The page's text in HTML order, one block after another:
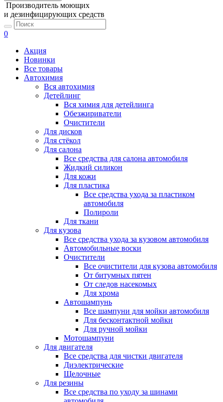
Производитель моющих
и дезинфицирующих средств
0
Акция
Новинки
Все товары
Автохимия
Вся автохимия
Детейлинг
Вся химия для детейлинга
Обезжириватели
Очистители
Для дисков
Для стёкол
Для салона
Все средства для салона автомобиля
Жидкий силикон
Для кожи
Для пластика
Все средства ухода за пластиком
автомобиля
Полироли
Для ткани
Для кузова
Все средства ухода за кузовом автомобиля
Автомобильные воски
Очистители
Все очистители для кузова автомобиля
От битумных пятен
От следов насекомых
Для хрома
Автошампунь
Все шампуни для мойки автомобиля
Для бесконтактной мойки
Для ручной мойки
Мотошампуни
Для двигателя
Все средства для чистки двигателя
Диэлектрические
Щелочные
Для резины
Все средства по уходу за шинами